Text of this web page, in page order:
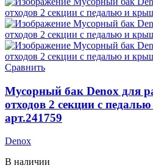
Сравнить
Мусорный бак Denox для
отходов 2 секции с
арт.241759
Denox
В наличии